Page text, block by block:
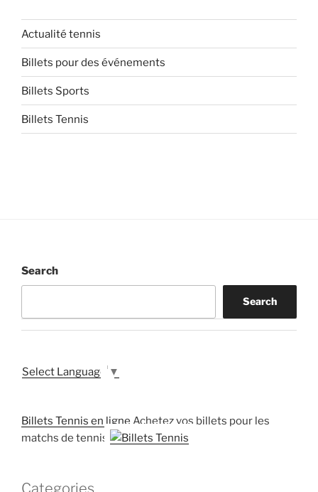
Actualité tennis
Billets pour des événements
Billets Sports
Billets Tennis
Search
Search
Select Language ▼
Billets Tennis en ligne Achetez vos billets pour les
matchs de tennis
Categories